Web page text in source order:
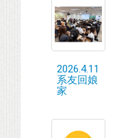
2026.4.11
系友回娘
家